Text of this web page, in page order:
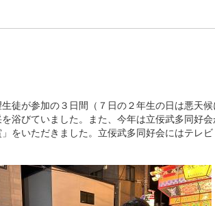
徒が参加の３日間（７日の２年生の日は悪天候
浴びていました。また、今年は立佞武多同好
をいただきました。立佞武多同好会にはテレビ